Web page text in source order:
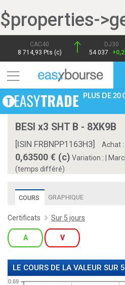
$properties-
CAC40
8 714,93 Pts (c)
DJ30
54 037
PLUS DE 20
BESI x3 SHT B - 8XK9B
[ISIN FRBNPP1163H3] Achat :
0,63500 € (c) Variation :
(temps différé)
COURS GRAPHIQUE
Certificats Sur 5 jours
A V
LE COURS DE LA VALEUR SUR
0.69